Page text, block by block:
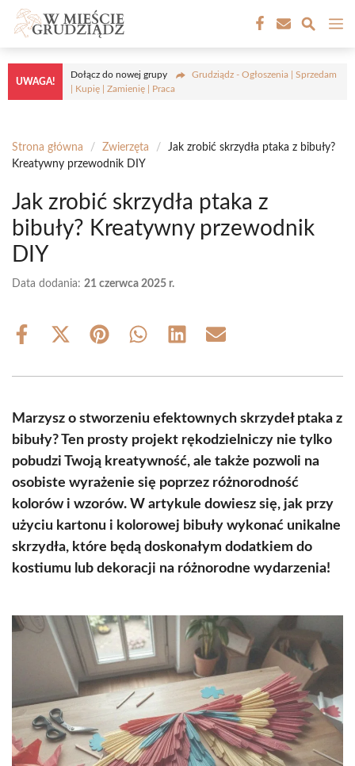
Przejdź
treści
UWAGA!
Dołącz do nowej grupy
Grudziądz - Ogłoszenia | Sprzedam
| Kupię | Zamienię | Praca
Strona główna / Zwierzęta /
Jak zrobić skrzydła ptaka z bibuły?
Kreatywny przewodnik DIY
Jak zrobić skrzydła ptaka z
bibuły? Kreatywny przewodnik
DIY
Data dodania: 21 czerwca 2025 r.
Share
Share
(Twitter)
Share Share Share Share
Marzysz o stworzeniu efektownych skrzydeł ptaka z
bibuły? Ten prosty projekt rękodzielniczy nie tylko
pobudzi Twoją kreatywność, ale także pozwoli na
osobiste wyrażenie się poprzez różnorodność
kolorów i wzorów. W artykule dowiesz się, jak przy
użyciu kartonu i kolorowej bibuły wykonać unikalne
skrzydła, które będą doskonałym dodatkiem do
kostiumu lub dekoracji na różnorodne wydarzenia!